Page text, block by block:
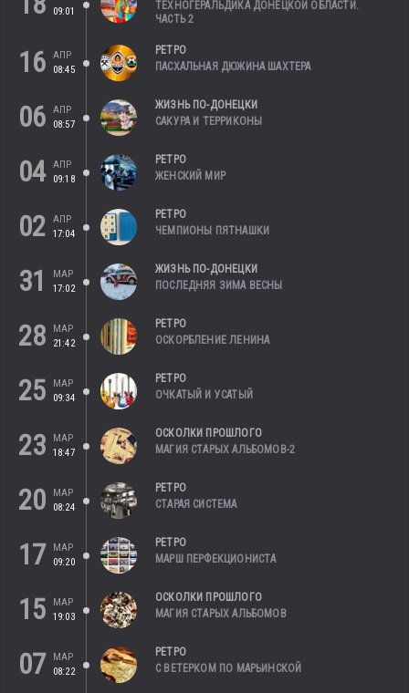
09:01
ТЕХНОГЕРАЛЬДИКА ДОНЕЦКОЙ ОБЛАСТИ.
ЧАСТЬ 2
16
АПР
08:45
РЕТРО
ПАСХАЛЬНАЯ ДЮЖИНА ШАХТЕРА
06
АПР
08:57
ЖИЗНЬ ПО-ДОНЕЦКИ
САКУРА И ТЕРРИКОНЫ
04 АПР
09:18
РЕТРО
ЖЕНСКИЙ МИР
02
АПР
17:04
РЕТРО
ЧЕМПИОНЫ ПЯТНАШКИ
31
МАР
17:02
ЖИЗНЬ ПО-ДОНЕЦКИ
ПОСЛЕДНЯЯ ЗИМА ВЕСНЫ
28
МАР
21:42
РЕТРО
ОСКОРБЛЕНИЕ ЛЕНИНА
25
МАР
09:34
РЕТРО
ОЧКАТЫЙ И УСАТЫЙ
23
МАР
18:47
ОСКОЛКИ ПРОШЛОГО
МАГИЯ СТАРЫХ АЛЬБОМОВ-2
20
МАР
08:24
РЕТРО
СТАРАЯ СИСТЕМА
17
МАР
09:20
РЕТРО
МАРШ ПЕРФЕКЦИОНИСТА
15
МАР
19:03
ОСКОЛКИ ПРОШЛОГО
МАГИЯ СТАРЫХ АЛЬБОМОВ
07
МАР
08:22
РЕТРО
С ВЕТЕРКОМ ПО МАРЬИНСКОЙ